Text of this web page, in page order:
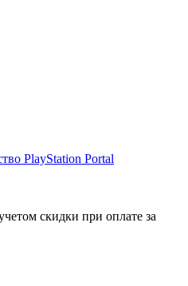
PlayStation Portal
скидки при оплате за